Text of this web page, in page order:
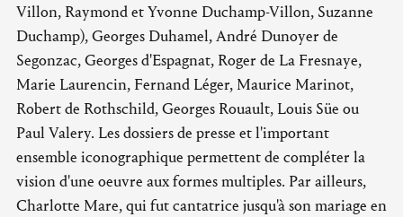
Villon, Raymond et Yvonne Duchamp-Villon, Suzanne
Duchamp), Georges Duhamel, André Dunoyer de
Segonzac, Georges d'Espagnat, Roger de La Fresnaye,
Marie Laurencin, Fernand Léger, Maurice Marinot,
Robert de Rothschild, Georges Rouault, Louis Süe ou
Paul Valery. Les dossiers de presse et l'important
ensemble iconographique permettent de compléter la
vision d'une oeuvre aux formes multiples. Par ailleurs,
Charlotte Mare, qui fut cantatrice jusqu'à son mariage en